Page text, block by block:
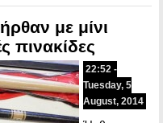
με μίνι
πινακίδες
22:52 -
Tuesday, 5
August, 2014